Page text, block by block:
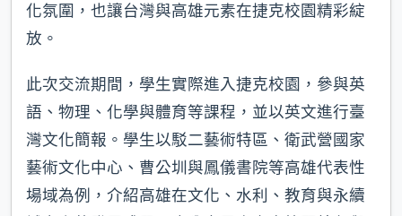
化氛圍，也讓台灣與高雄元素在捷克校園精彩綻
放。
此次交流期間，學生實際進入捷克校園，參與英
語、物理、化學與體育等課程，並以英文進行臺
灣文化簡報。學生以駁二藝術特區、衛武營國家
藝術文化中心、曹公圳與鳳儀書院等高雄代表性
場域為例，介紹高雄在文化、水利、教育與永續